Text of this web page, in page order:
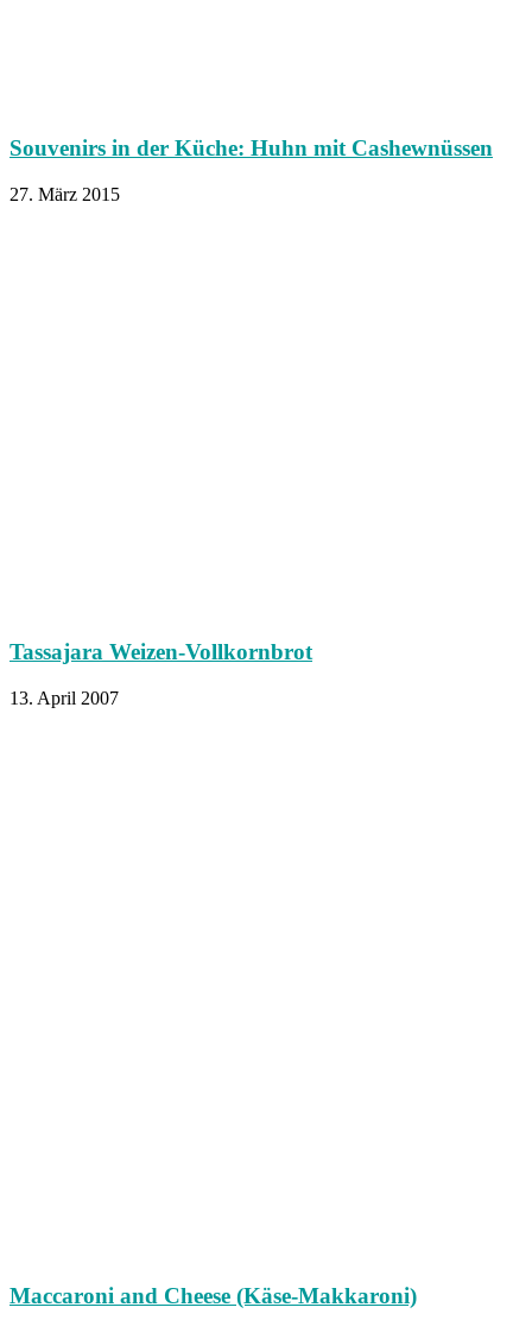
Souvenirs in der Küche: Huhn mit Cashewnüssen
27. März 2015
Tassajara Weizen-Vollkornbrot
13. April 2007
Maccaroni and Cheese (Käse-Makkaroni)